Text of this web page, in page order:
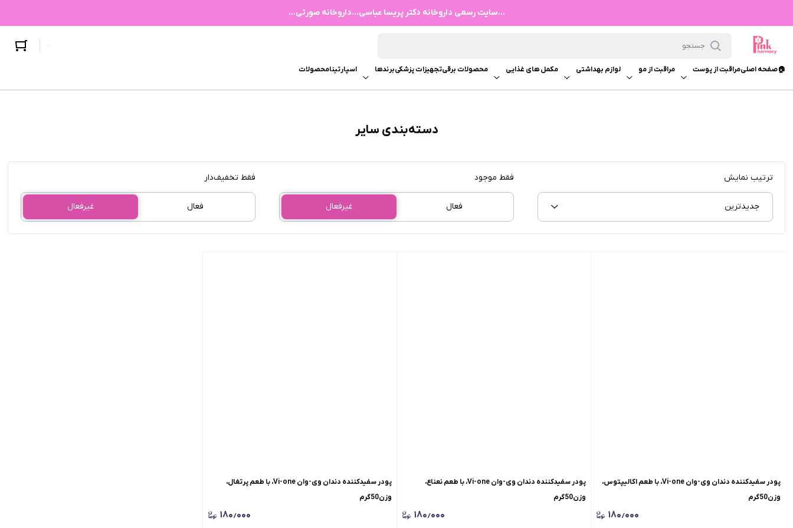
...سایت رسمی داروخانه دکتر پریسا عباسی...داروخانه صورتی...
🏠صفحه اصلیمراقبت از پوست مراقبت از مو لوازم بهداشتی مکمل های غذایی محصولات برقیتجهیزات پزشکیبرندها اسپارتینامحصولات
دسته‌بندی سایر
ترتیب نمایش
جدیدترین
فقط موجود
فعال غیرفعال
فقط تخفیف‌دار
فعال غیرفعال
پودر سفیدکننده دندان وی-وان Vi-one، با طعم اکالیپتوس،
وزن50گرم
۱۸۰٫۰۰۰
پودر سفیدکننده دندان وی-وان Vi-one، با طعم نعناع،
وزن50گرم
۱۸۰٫۰۰۰
پودر سفیدکننده دندان وی-وان Vi-one، با طعم پرتغال،
وزن50گرم
۱۸۰٫۰۰۰